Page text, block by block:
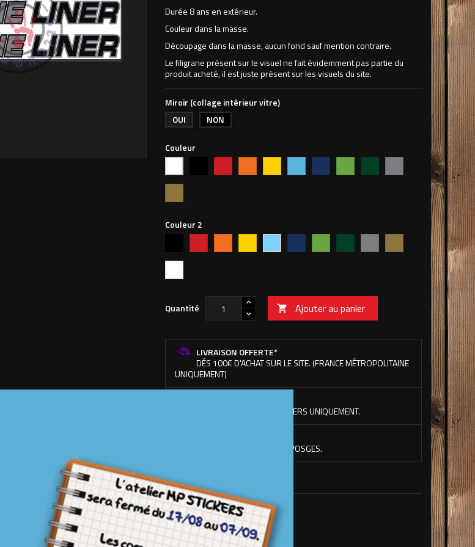
Durée 8 ans en extérieur.
Couleur dans la masse.
Découpage dans la masse, aucun fond sauf mention contraire.
Le filigrane présent sur le visuel ne fait évidemment pas partie du
produit acheté, il est juste présent sur les visuels du site.
Miroir (collage intérieur vitre)
OUI
NON
Couleur
vif
clair
foncé pommeforêt
Couleur 2
vif
ciel
foncé pommeforêt
Quantité  Ajouter au panier
LIVRAISON OFFERTE*
DÉS 100€ D'ACHAT SUR LE SITE. (FRANCE MÉTROPOLITAINE
UNIQUEMENT)
DÉS 50€ D'ACHAT DE STICKERS UNIQUEMENT.
À NOS LOCAUX DANS LES VOSGES.
en vinyle de qualité, entièrement découpé dans la masse, sans fond.